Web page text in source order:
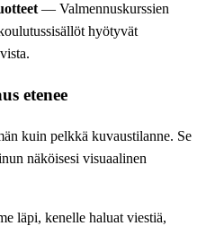
— Valmennuskurssien
hyötyvät
etenee
kuin pelkkä kuvaustilanne. Se
näköisesi visuaalinen
läpi, kenelle haluat viestiä,